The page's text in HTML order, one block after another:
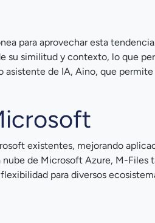
para aprovechar esta
su similitud y contexto, lo que
de IA, Aino, que
existentes, mejorando
de Microsoft Azure, M-
para diversos